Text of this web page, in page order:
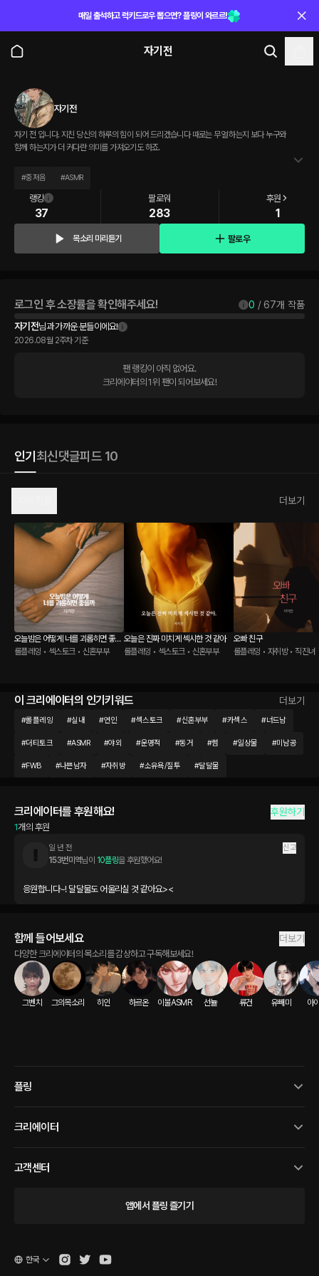
매일 출석하고 럭키드로우 뽑으면? 플링이 와르르!
자기전
자기전
자기 전 입니다. 지친 당신의 하루의 힘이 되어 드리겠습니다 때로는 무얼 하는지 보다 누구와
함께 하는지가 더 커다란 의미를 가져오기도 하죠.
#중저음 #ASMR
랭킹
37
팔로워
283
후원
1
목소리 미리듣기 팔로우
로그인 후 소장률을 확인해주세요! 0 / 67개 작품
자기전님과 가까운 분들이에요!
2026.08월 2주차 기준
팬 랭킹이 아직 없어요.
크리에이터의 1위 팬이 되어보세요!
인기 최신댓글피드 10
더보기
오늘밤은 어떻게 너를 괴롭히면 좋을
까?
롤플레잉 • 섹스토크 • 신혼부부
오늘은 진짜 미치게 섹시한 것 같아
롤플레잉 • 섹스토크 • 신혼부부
오빠 친구
롤플레잉 • 자취방 • 직진녀
이 크리에이터의 인기키워드 더보기
#롤플레잉 #실내 #연인 #섹스토크 #신혼부부 #카섹스 #너드남
#더티토크 #ASMR #야외 #운명적 #동거 #썸 #일상물 #미남공
#FWB #나쁜남자 #자취방 #소유욕/질투 #달달물
크리에이터를 후원해요! 후원하기
1개의 후원
일 년 전 신고
153번미역님이 10플링을 후원했어요!
응원합니다~! 달달물도 어울리실 것 같아요><
함께 들어보세요 더보기
다양한 크리에이터의 목소리를 감상하고 구독해보세요!
그벤치 그의목소리 히인 하르온 이불ASMR 선뉼 류건 유빼미 아
플링
크리에이터
고객센터
앱에서 플링 즐기기
한국